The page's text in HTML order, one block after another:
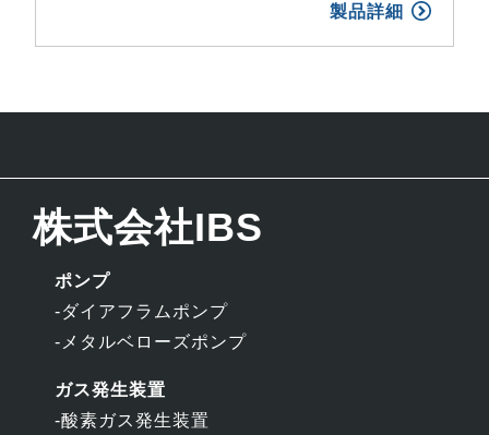
製品詳細
株式会社IBS
ポンプ
ダイアフラムポンプ
メタルベローズポンプ
ガス発生装置
酸素ガス発生装置